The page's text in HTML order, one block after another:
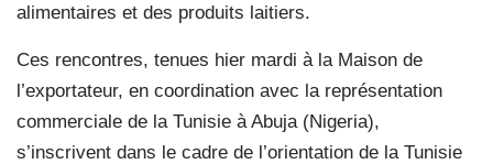
alimentaires et des produits laitiers.
Ces rencontres, tenues hier mardi à la Maison de
l’exportateur, en coordination avec la représentation
commerciale de la Tunisie à Abuja (Nigeria),
s’inscrivent dans le cadre de l’orientation de la Tunisie